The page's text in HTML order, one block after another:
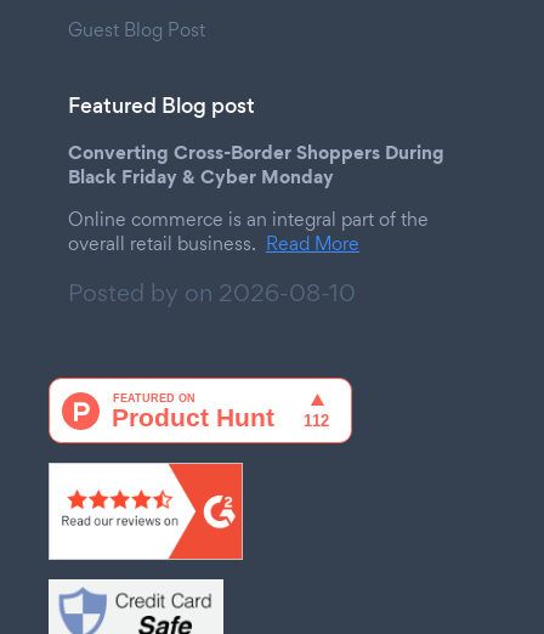
Guest Blog Post
Featured Blog post
Converting Cross-Border Shoppers During
Black Friday & Cyber Monday
Online commerce is an integral part of the
overall retail business. Read More
Posted by on 2026-08-10